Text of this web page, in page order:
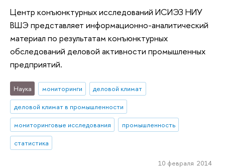
Центр конъюнктурных исследований ИСИЭЗ НИУ
ВШЭ представляет информационно-аналитический
материал по результатам конъюнктурных
обследований деловой активности промышленных
предприятий.
Наука мониторинги
деловой климат
деловой климат в промышленности
мониторинговые исследования
промышленность
статистика
10 февраля 2014